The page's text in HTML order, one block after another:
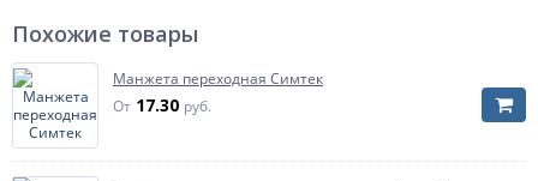
Похожие товары
Манжета переходная Симтек
От 17.30 руб.